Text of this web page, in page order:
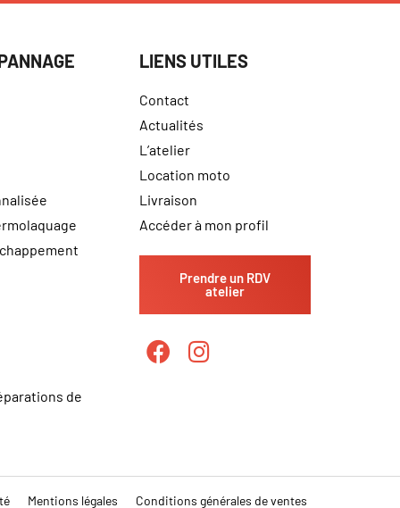
de
LIENS UTILES
Contact
Actualités
L’atelier
Location moto
Livraison
Accéder à mon profil
Prendre un RDV
atelier
Mentions légales Conditions générales de ventes